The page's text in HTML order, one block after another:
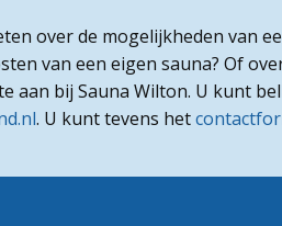
over de mogelijkheden van
van een eigen sauna? Of
aan bij Sauna Wilton. U kunt
. U kunt tevens het